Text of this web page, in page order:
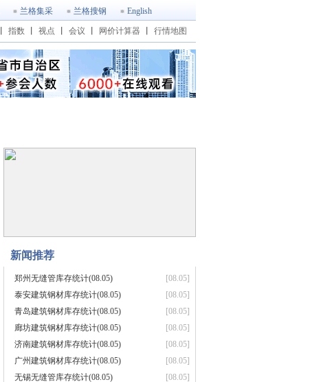
兰格集采 兰格搜钢 English
指数 视点 会议 网价计算器 行情地图